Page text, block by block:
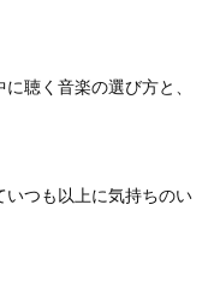
聴く音楽の選び方と、
いつも以上に気持ちのい